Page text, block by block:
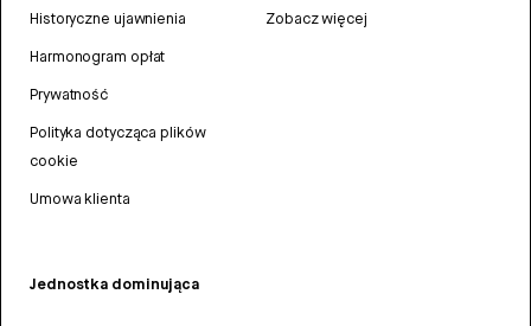
Historyczne ujawnienia
Harmonogram opłat
Prywatność
Polityka dotycząca plików
cookie
Umowa klienta
Zobacz więcej
Jednostka dominująca